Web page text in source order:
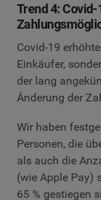
Trend 4:
Covid-19
Einkäufer,
der lang
Änderung der
Wir haben
Personen, die
als auch die
(wie Apple Pay)
65 % gestiegen